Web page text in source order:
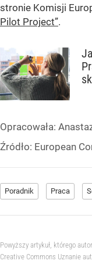
stronie Komisji
Pilot Project”.
Opracowała:
Źródło: European
Poradnik Praca
Powyższy artykuł, którego
Creative Commons Uznanie